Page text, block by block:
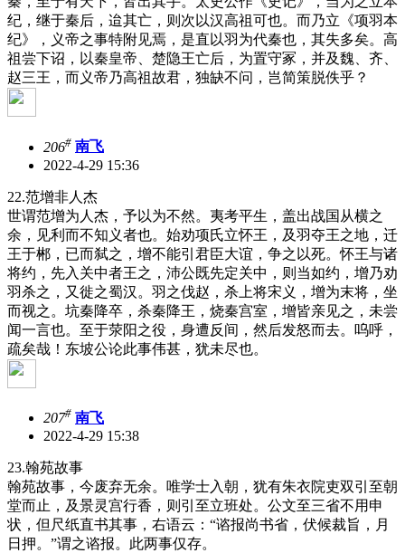
纪，继于秦后，迨其亡，则次以汉高祖可也。而乃立《项羽本
纪》，义帝之事特附见焉，是直以羽为代秦也，其失多矣。高
祖尝下诏，以秦皇帝、楚隐王亡后，为置守冢，并及魏、齐、
赵三王，而义帝乃高祖故君，独缺不问，岂简策脱佚乎？
206# 南飞
2022-4-29 15:36
22.范增非人杰
世谓范增为人杰，予以为不然。夷考平生，盖出战国从横之
余，见利而不知义者也。始劝项氏立怀王，及羽夺王之地，迁
王于郴，已而弑之，增不能引君臣大谊，争之以死。怀王与诸
将约，先入关中者王之，沛公既先定关中，则当如约，增乃劝
羽杀之，又徙之蜀汉。羽之伐赵，杀上将宋义，增为末将，坐
而视之。坑秦降卒，杀秦降王，烧秦宫室，增皆亲见之，未尝
闻一言也。至于荥阳之役，身遭反间，然后发怒而去。呜呼，
疏矣哉！东坡公论此事伟甚，犹未尽也。
207# 南飞
2022-4-29 15:38
23.翰苑故事
翰苑故事，今废弃无余。唯学士入朝，犹有朱衣院吏双引至朝
堂而止，及景灵宫行香，则引至立班处。公文至三省不用申
状，但尺纸直书其事，右语云：“谘报尚书省，伏候裁旨，月
日押。”谓之谘报。此两事仅存。